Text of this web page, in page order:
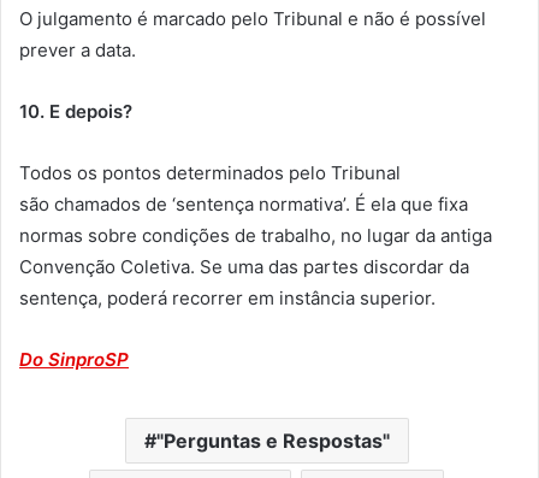
O julgamento é marcado pelo Tribunal e não é possível
prever a data.
10. E depois?
Todos os pontos determinados pelo Tribunal
são chamados de ‘sentença normativa’. É ela que fixa
normas sobre condições de trabalho, no lugar da antiga
Convenção Coletiva. Se uma das partes discordar da
sentença, poderá recorrer em instância superior.
Do SinproSP
"Perguntas e Respostas"